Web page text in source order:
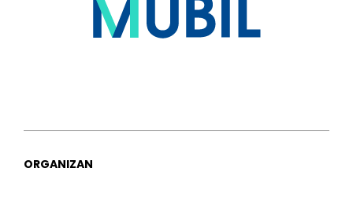
ORGANIZAN